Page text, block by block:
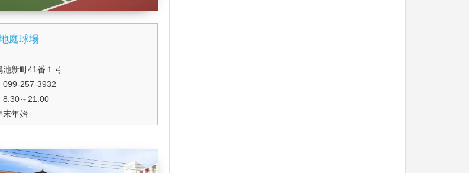
庭球場
池新町41番１号
099-257-3932
8:30～21:00
末年始